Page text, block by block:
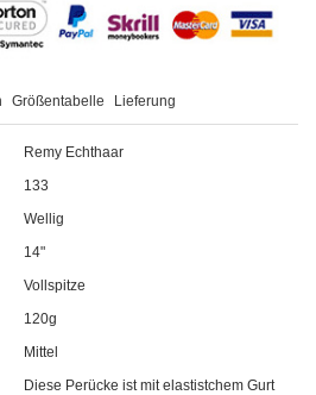
Größentabelle Lieferung
Remy Echthaar
133
Wellig
14"
Vollspitze
120g
Mittel
Diese Perücke ist mit elastistchem Gurt